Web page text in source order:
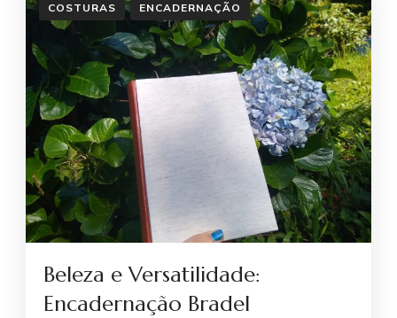
COSTURAS ENCADERNAÇÃO
Beleza e Versatilidade:
Encadernação Bradel